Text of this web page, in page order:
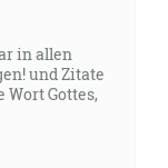
in allen
und Zitate
Wort Gottes,